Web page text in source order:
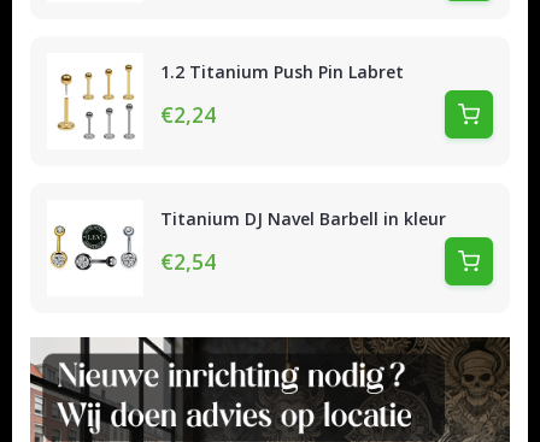
1.2 Titanium Push Pin Labret
€2,24
Titanium DJ Navel Barbell in kleur
€2,54